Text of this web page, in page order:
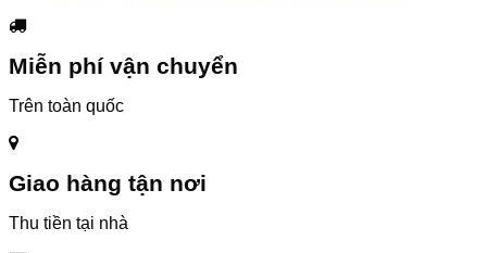
Miễn phí vận chuyển
Trên toàn quốc
Giao hàng tận nơi
Thu tiền tại nhà